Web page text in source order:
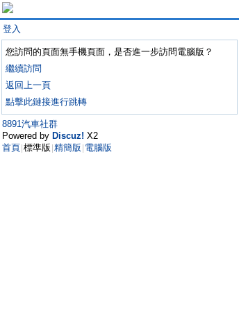
登入
您訪問的頁面無手機頁面，是否進一步訪問電腦版？
繼續訪問
返回上一頁
點擊此鏈接進行跳轉
8891汽車社群
Powered by Discuz! X2
首頁 標準版 精簡版 電腦版